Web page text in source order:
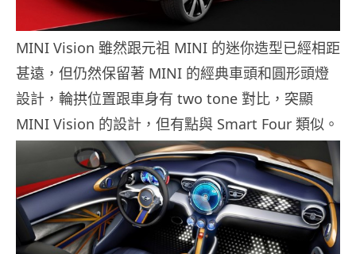
MINI Vision 雖然跟元祖 MINI 的迷你造型已經相距
甚遠，但仍然保留著 MINI 的經典車頭和圓形頭燈
設計，輪拱位置跟車身有 two tone 對比，突顯
MINI Vision 的設計，但有點與 Smart Four 類似。